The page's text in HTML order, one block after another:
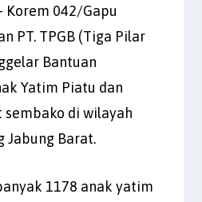
Korem 042/Gapu
PT. TPGB (Tiga Pilar
Bantuan
Yatim Piatu dan
di wilayah
Jabung Barat.
1178 anak yatim